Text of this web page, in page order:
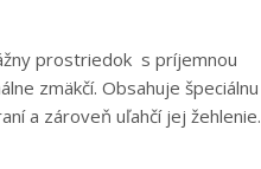
prostriedok s príjemnou
zmäkčí. Obsahuje špeciálnu
a zároveň uľahčí jej žehlenie.